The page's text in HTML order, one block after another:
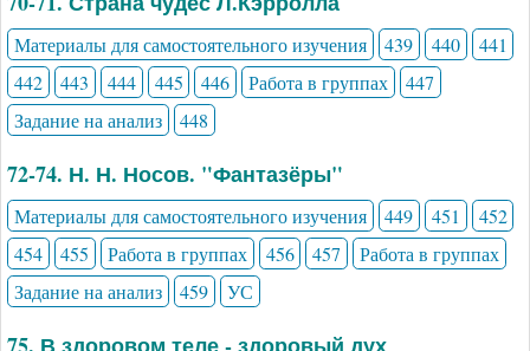
Материалы для самостоятельного изучения 439 440
441
442
443 444 445 446 Работа в группах
447
Задание на анализ
448
72-74. Н. Н. Носов. "Фантазёры"
Материалы для самостоятельного изучения 449 451
452
454
455 Работа в группах 456 457
Работа в группах
Задание на анализ
459 УС
75. В здоровом теле - здоровый дух